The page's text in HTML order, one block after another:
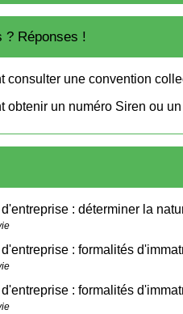
? Réponses !
consulter une convention
obtenir un numéro Siren ou
: déterminer la
: formalités
: formalités